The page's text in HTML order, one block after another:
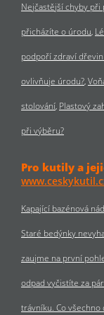
Nejčastější chyby
přicházíte o úrodu
podpoří zdraví
ovlivňuje úrodu?
stolování Plastový
při výběru?
Pro kutily a
Kapající bazénová
Staré bedýnky
zaujme na první
odpad vyčistíte za
trávníku. Co